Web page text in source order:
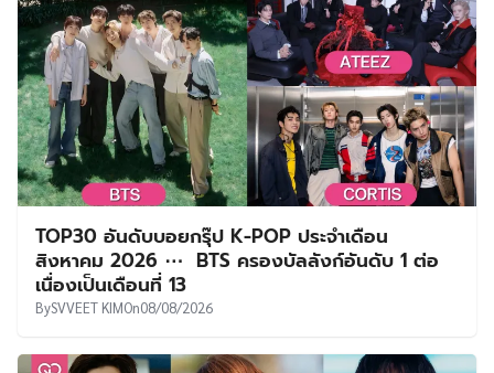
TOP30 อันดับบอยกรุ๊ป K-POP ประจำเดือน
สิงหาคม 2026 ⋯ BTS ครองบัลลังก์อันดับ 1 ต่อ
เนื่องเป็นเดือนที่ 13
BySVVEET KIMOn08/08/2026